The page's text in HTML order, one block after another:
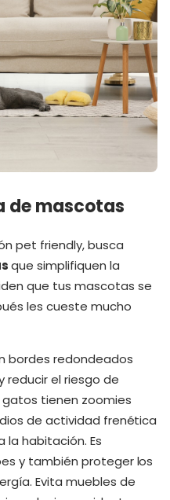
de mascotas
pet friendly, busca
que simplifiquen la
que tus mascotas se
les cueste mucho
bordes redondeados
reducir el riesgo de
tienen zoomies
de actividad frenética
habitación. Es
y también proteger los
Evita muebles de